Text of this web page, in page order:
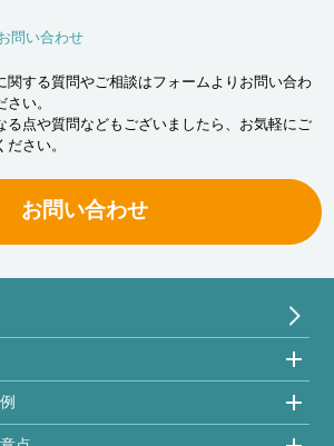
問い合わせ
関する質問やご相談はフォームよりお問い合わ
さい。
る点や質問などもございましたら、お気軽にご
ださい。
お問い合わせ